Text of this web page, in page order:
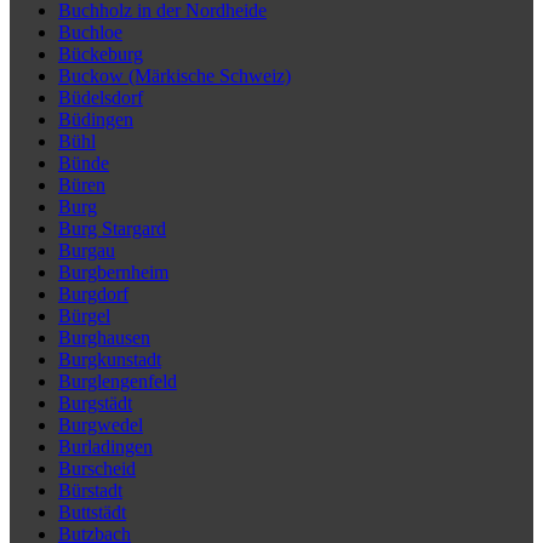
Buchholz in der Nordheide
Buchloe
Bückeburg
Buckow (Märkische Schweiz)
Büdelsdorf
Büdingen
Bühl
Bünde
Büren
Burg
Burg Stargard
Burgau
Burgbernheim
Burgdorf
Bürgel
Burghausen
Burgkunstadt
Burglengenfeld
Burgstädt
Burgwedel
Burladingen
Burscheid
Bürstadt
Buttstädt
Butzbach